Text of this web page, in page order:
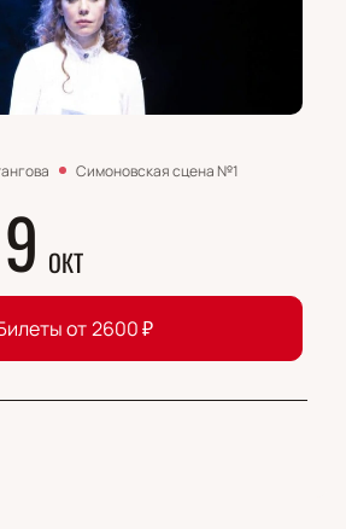
Симоновская сцена №1
ОКТ
от 2600₽